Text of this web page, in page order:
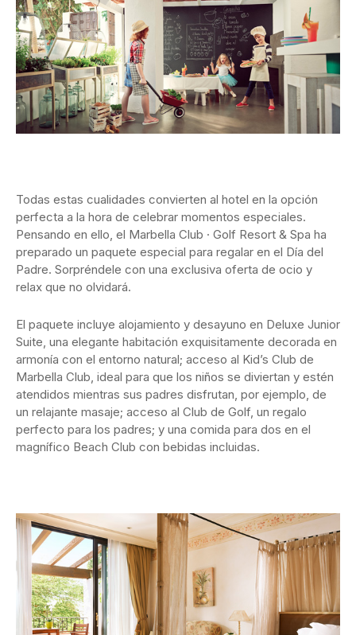
Todas estas cualidades convierten al hotel en la opción
perfecta a la hora de celebrar momentos especiales.
Pensando en ello, el Marbella Club · Golf Resort & Spa ha
preparado un paquete especial para regalar en el Día del
Padre. Sorpréndele con una exclusiva oferta de ocio y
relax que no olvidará.
El paquete incluye alojamiento y desayuno en Deluxe Junior
Suite, una elegante habitación exquisitamente decorada en
armonía con el entorno natural; acceso al Kid’s Club de
Marbella Club, ideal para que los niños se diviertan y estén
atendidos mientras sus padres disfrutan, por ejemplo, de
un relajante masaje; acceso al Club de Golf, un regalo
perfecto para los padres; y una comida para dos en el
magnífico Beach Club con bebidas incluidas.